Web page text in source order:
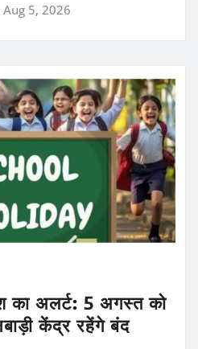
Aug 5, 2026
का अलर्ट: 5 अगस्त को
केंद्र रहेंगे बंद